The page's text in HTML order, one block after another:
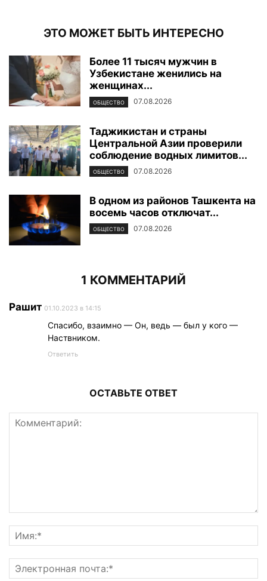
ЭТО МОЖЕТ БЫТЬ ИНТЕРЕСНО
Более 11 тысяч мужчин в
Узбекистане женились на
женщинах...
ОБЩЕСТВО 07.08.2026
Таджикистан и страны
Центральной Азии проверили
соблюдение водных лимитов...
ОБЩЕСТВО 07.08.2026
В одном из районов Ташкента на
восемь часов отключат...
ОБЩЕСТВО 07.08.2026
1 КОММЕНТАРИЙ
Рашит 01.10.2023 в 14:15
Спасибо, взаимно — Он, ведь — был у кого —
Наствником.
Ответить
ОСТАВЬТЕ ОТВЕТ